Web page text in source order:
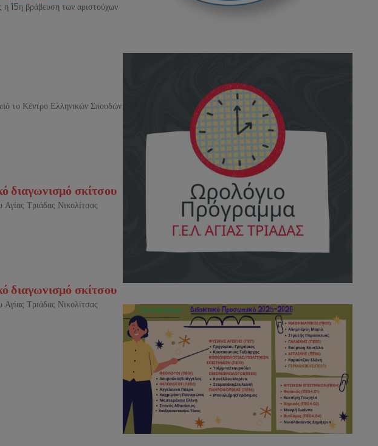
15η βράβευση των αριστούχων
το Κέντρο Ελληνικών Σπουδών
διαγωνισμό σκίτσου
Τριάδας Νικολίτσας
διαγωνισμό σκίτσου
Τριάδας Νικολίτσας